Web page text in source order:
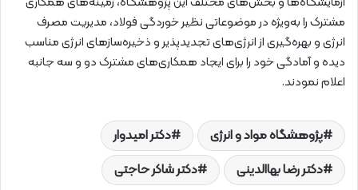
مشترک را به‌ویژه در موضوعاتی نظیر خوردگی فولاد، مدیریت مصرف
انرژی و بهره‌گیری از انرژی‌های تجدیدپذیر و ذخیره‌سازهای انرژی مناسب
دیده و آمادگی خود را برای ایجاد همکاری‌های مشترک دو و سه جانبه
اعلام نمودند.
پژوهشگاه مواد و انرژی
دکتر امیدوار
دکتر رضا بهاالدینی
دکتر شاکر حاجتی